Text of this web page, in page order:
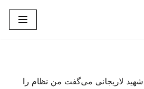
شهید لاریجانی می‌گفت من نظام را